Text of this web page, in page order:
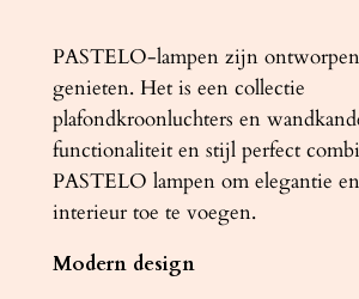
T
E
L
O
1
b
t
PASTELO-lampen zijn
genieten. Het is een collectie
plafondkroonluchters en
functionaliteit en stijl perfect
PASTELO lampen om elegantie
interieur toe te voegen.
Modern design